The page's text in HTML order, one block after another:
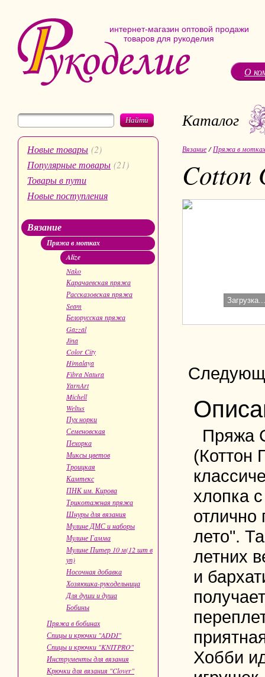
интернет-магазин оптовой продажи
товаров для рукоделия
О
Найти
Новые товары (2)
Популярные товары (21)
Товары в пути
Новые поступления
Вязание
Пряжа в мотках
Alize
Nako
Карачаевская пряжа
Рассказовская пряжа
Seam
Белорусская пряжа
Gazzal
Jina
Color City
Himalaya
Fibra Natura
YarnArt
Michell
Weltus
Пух норки
Семеновская
Пехорка
Миксы цветов
Троицкая
Камтекс
ПНК им. Кирова
Трикотажная пряжа
Шнуры для вязания
Мулине ДМС и наборы
Мулине Гамма
Мулине Питер 10 м(12 шт в
уп)
Носочная добавка
Хозяюшка-рукодельница
Для души и душа
Бобины
Пряжа в бобинах
Спицы и крючки "ADDI"
Спицы и крючки "KNITPRO"
Инструменты для вязания
Крючки для вязания "Clover"
Каталог
Вязание /Пряжа в мотках
Cotton
Пряжа
(Коттон
хлопка
отлично
лето".
летних
и
Хобби